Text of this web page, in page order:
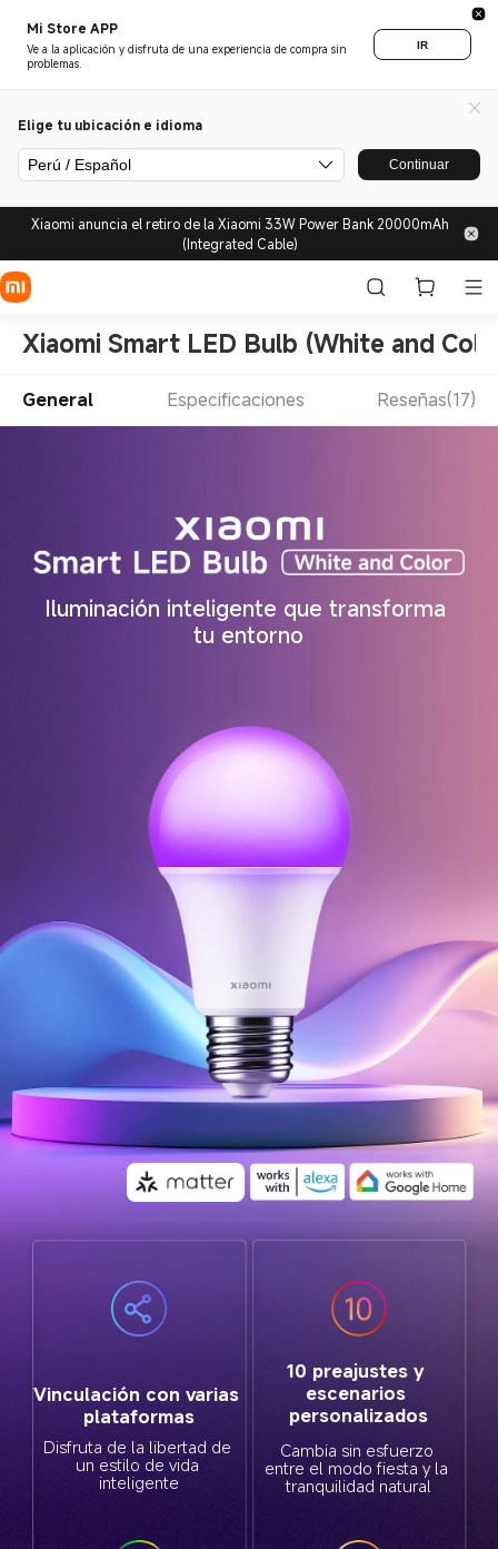
Mi Store APP
Ve a la aplicación y disfruta de una experiencia de compra sin
problemas.
IR
Elige tu ubicación e idioma
Perú / Español Continuar
Xiaomi anuncia el retiro de la Xiaomi 33W Power Bank 20000mAh
(Integrated Cable)
Xiaomi Smart LED Bulb (White and
General Especificaciones Reseñas(17)
Iluminación inteligente que transforma
tu entorno
Vinculación con varias
plataformas
Disfruta de la libertad de
un estilo de vida
inteligente
10 preajustes y
escenarios
personalizados
Cambia sin esfuerzo
entre el modo fiesta y la
tranquilidad natural